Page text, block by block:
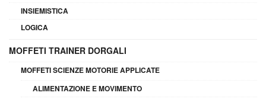
INSIEMISTICA
LOGICA
MOFFETI TRAINER DORGALI
MOFFETI SCIENZE MOTORIE APPLICATE
ALIMENTAZIONE E MOVIMENTO